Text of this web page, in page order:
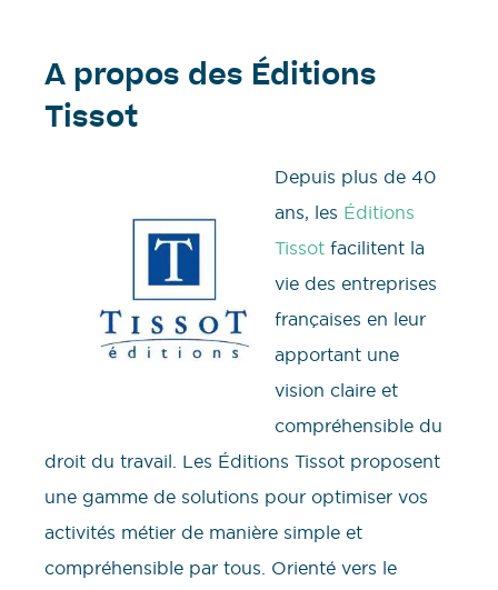
A propos des Éditions
Tissot
Depuis plus de 40
ans, les Éditions
Tissot facilitent la
vie des entreprises
françaises en leur
apportant une
vision claire et
compréhensible du
droit du travail. Les Éditions Tissot proposent
une gamme de solutions pour optimiser vos
activités métier de manière simple et
compréhensible par tous. Orienté vers le